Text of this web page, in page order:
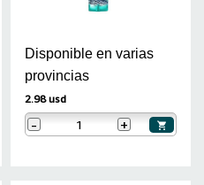
Disponible en varias
provincias
2.98 usd
- +